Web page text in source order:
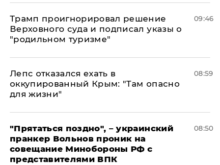
Трамп проигнорировал решение
Верховного суда и подписал указы о
"родильном туризме"
09:46
Лепс отказался ехать в
оккупированный Крым: "Там опасно
для жизни"
08:59
"Прятаться поздно", – украинский
пранкер Вольнов проник на
совещание Минобороны РФ с
представителями ВПК
08:50